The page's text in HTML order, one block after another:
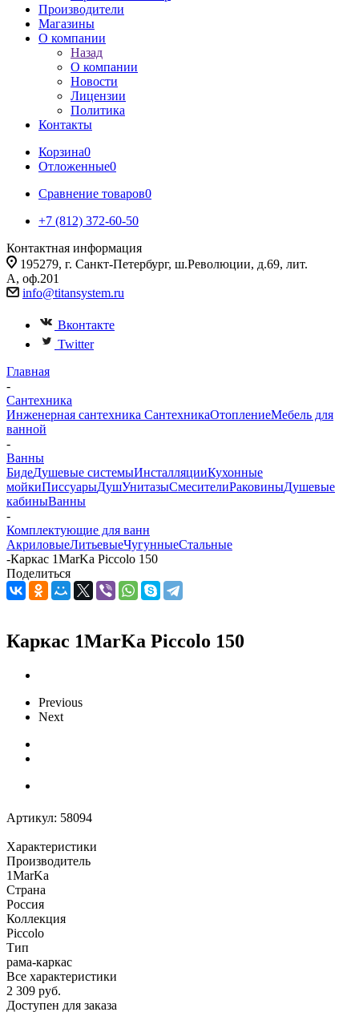
Производители
Магазины
О компании
Назад
О компании
Новости
Лицензии
Политика
Контакты
Корзина0
Отложенные0
Сравнение товаров0
+7 (812) 372-60-50
Контактная информация
195279, г. Санкт-Петербург, ш.Революции, д.69, лит.
А, оф.201
info@titansystem.ru
Вконтакте
Twitter
Главная
-
Сантехника
Инженерная сантехника СантехникаОтоплениеМебель для
ванной
-
Ванны
БидеДушевые системыИнсталляцииКухонные
мойкиПиссуарыДушУнитазыСмесителиРаковиныДушевые
кабиныВанны
-
Комплектующие для ванн
АкриловыеЛитьевыеЧугунныеСтальные
-Каркас 1MarKa Piccolo 150
Поделиться
Каркас 1MarKa Piccolo 150
Previous
Next
Артикул: 58094
Характеристики
Производитель
1MarKa
Страна
Россия
Коллекция
Piccolo
Тип
рама-каркас
Все характеристики
2 309 руб.
Доступен для заказа